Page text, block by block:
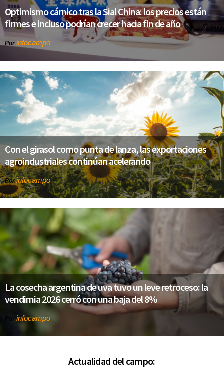
Optimismo cárnico tras la Sial China: los precios están
firmes e incluso podrían crecer hacia fin de año
Por infocampo
Con el girasol como punta de lanza, las exportaciones
agroindustriales continúan acelerando
Porinfocampo
La cosecha argentina de uva tuvo un leve retroceso: la
vendimia 2026 cerró con una baja del 8%
Por infocampo
Actualidad del campo: